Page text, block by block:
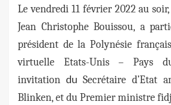
Le vendredi 11 février 2022 au
Jean Christophe Bouissou, a
président de la Polynésie
virtuelle Etats-Unis – Pays
invitation du Secrétaire d’Etat
Blinken, et du Premier ministre